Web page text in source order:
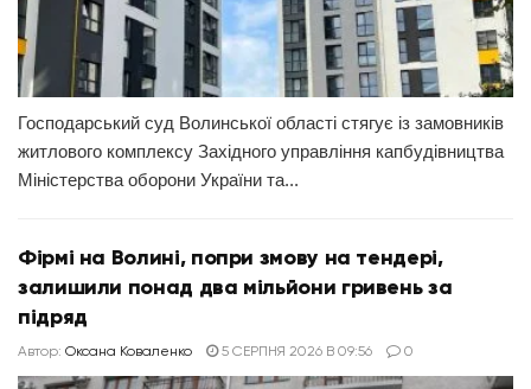
Господарський суд Волинської області стягує із замовників
житлового комплексу Західного управління капбудівництва
Міністерства оборони України та...
Фірмі на Волині, попри змову на тендері,
залишили понад два мільйони гривень за
підряд
Автор: Оксана Коваленко 5 СЕРПНЯ 2026 В 09:56 0